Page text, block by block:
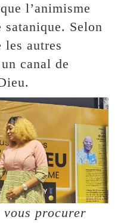
l’animisme
satanique. Selon
autres
canal de
procurer